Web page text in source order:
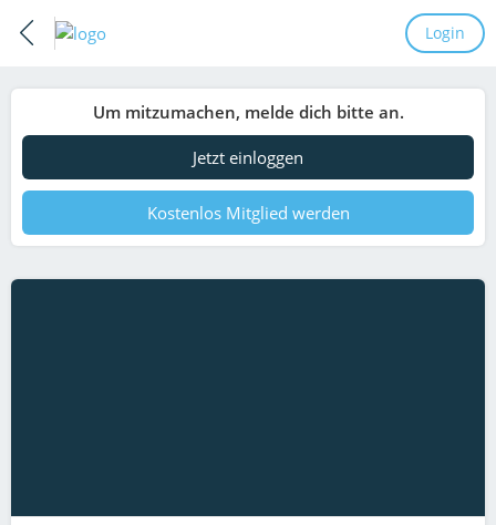
Login
Um mitzumachen, melde dich bitte an.
Jetzt einloggen
Kostenlos Mitglied werden